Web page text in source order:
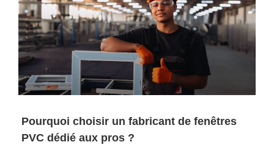
Pourquoi choisir un fabricant de fenêtres
PVC dédié aux pros ?